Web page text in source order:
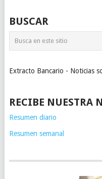
BUSCAR
Extracto Bancario - Noticias
RECIBE NUESTRA
Resumen diario
Resumen semanal